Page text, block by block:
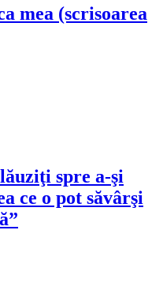
mea (scrisoarea
spre a-şi
ce o pot săvârşi